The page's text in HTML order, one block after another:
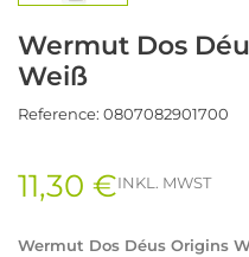
Wermut Dos
Weiß
Reference: 0807082901700
11,30 €INKL. MWST
Wermut Dos Déus Origins